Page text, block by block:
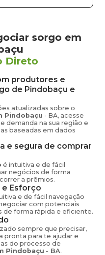
sorgo em
Direto
produtores e
de Pindobaçu e
atualizadas sobre o
Pindobaçu - BA, acesse
demanda na sua região e
baseadas em dados
e segura de comprar
é intuitiva e de fácil
negócios de forma
a prêmios.
e Esforço
e de fácil navegação
com potenciais
forma rápida e eficiente.
sempre que precisar,
pronta para te ajudar e
do processo de
Pindobaçu - BA.